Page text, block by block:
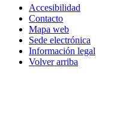
Accesibilidad
Contacto
Mapa web
Sede electrónica
Información legal
Volver arriba